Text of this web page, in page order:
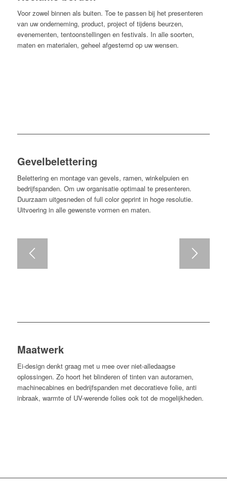
Voor zowel binnen als buiten. Toe te passen bij het presenteren
van uw onderneming, product, project of tijdens beurzen,
evenementen, tentoonstellingen en festivals. In alle soorten,
maten en materialen, geheel afgestemd op uw wensen.
Gevelbelettering
Belettering en montage van gevels, ramen, winkelpuien en
bedrijfspanden. Om uw organisatie optimaal te presenteren.
Duurzaam uitgesneden of full color geprint in hoge resolutie.
Uitvoering in alle gewenste vormen en maten.
Maatwerk
Ei-design denkt graag met u mee over niet-alledaagse
oplossingen. Zo hoort het blinderen of tinten van autoramen,
machinecabines en bedrijfspanden met decoratieve folie, anti
inbraak, warmte of UV-werende folies ook tot de mogelijkheden.